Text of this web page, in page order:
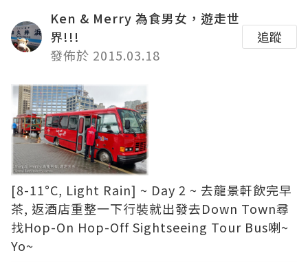
Ken & Merry 為食男女，遊走世
界!!!
發佈於 2015.03.18
追蹤
[8-11°C, Light Rain] ~ Day 2 ~ 去龍景軒飲完早
茶, 返酒店重整一下行裝就出發去Down Town尋
找Hop-On Hop-Off Sightseeing Tour Bus喇~
Yo~